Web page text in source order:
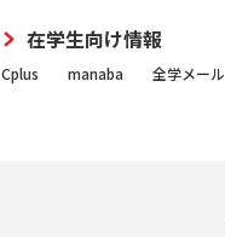
在学生向け情報
Cplus manaba 全学メール